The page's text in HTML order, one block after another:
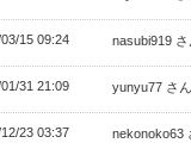
15 09:24 nasubi919 さ
31 21:09 yunyu77 さん
23 03:37 nekonoko63